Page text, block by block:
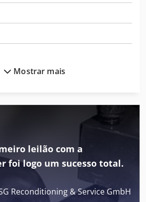
Mostrar mais
leilão com a
foi logo um sucesso total.
Reconditioning & Service GmbH